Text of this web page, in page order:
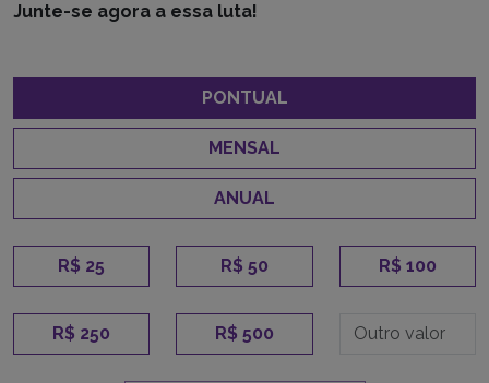
Junte-se agora a essa luta!
PONTUAL
MENSAL
ANUAL
R$ 25 R$ 50 R$ 100
R$ 250 R$ 500